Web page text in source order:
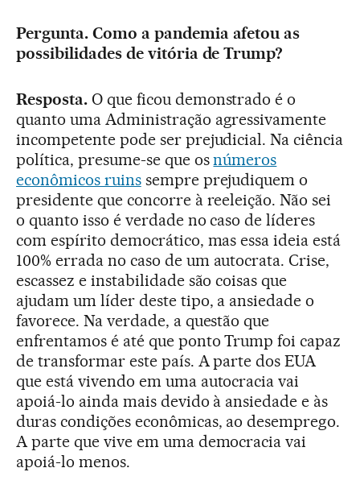
Pergunta. Como a pandemia afetou as
possibilidades de vitória de Trump?
Resposta.O que ficou demonstrado é o
quanto uma Administração agressivamente
incompetente pode ser prejudicial. Na ciência
política, presume-se que osnúmeros
econômicos ruinssempre prejudiquem o
presidente que concorre à reeleição. Não sei
o quanto isso é verdade no caso de líderes
com espírito democrático, mas essa ideia está
100% errada no caso de um autocrata. Crise,
escassez e instabilidade são coisas que
ajudam um líder deste tipo, a ansiedade o
favorece. Na verdade, a questão que
enfrentamos é até que ponto Trump foi capaz
de transformar este país. A parte dos EUA
que está vivendo em uma autocracia vai
apoiá-lo ainda mais devido à ansiedade e às
duras condições econômicas, ao desemprego.
A parte que vive em uma democracia vai
apoiá-lo menos.